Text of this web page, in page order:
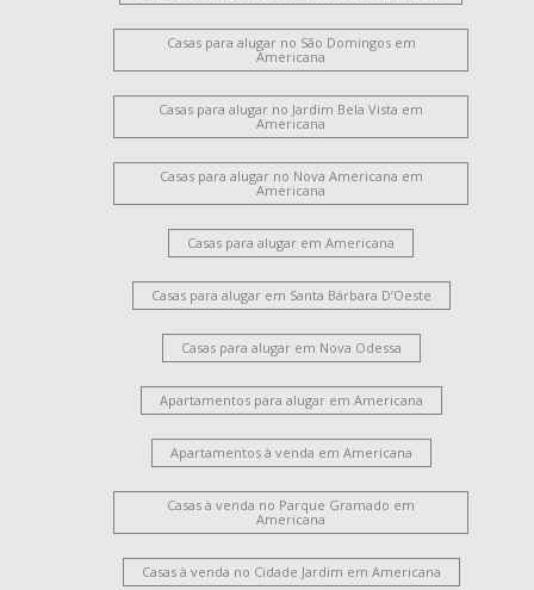
Casas para alugar no São Domingos em
Americana
Casas para alugar no Jardim Bela Vista em
Americana
Casas para alugar no Nova Americana em
Americana
Casas para alugar em Americana
Casas para alugar em Santa Bárbara D’Oeste
Casas para alugar em Nova Odessa
Apartamentos para alugar em Americana
Apartamentos à venda em Americana
Casas à venda no Parque Gramado em
Americana
Casas à venda no Cidade Jardim em Americana